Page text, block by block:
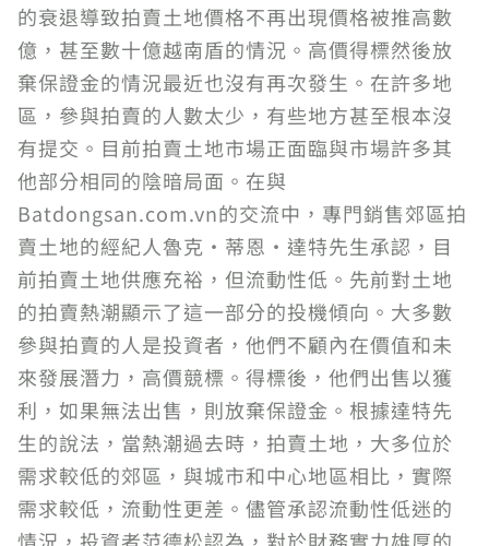
的衰退導致拍賣土地價格不再出現價格被推高數
億，甚至數十億越南盾的情況。高價得標然後放
棄保證金的情況最近也沒有再次發生。在許多地
區，參與拍賣的人數太少，有些地方甚至根本沒
有提交。目前拍賣土地市場正面臨與市場許多其
他部分相同的陰暗局面。在與
Batdongsan.com.vn的交流中，專門銷售郊區拍
賣土地的經紀人魯克·蒂恩·達特先生承認，目
前拍賣土地供應充裕，但流動性低。先前對土地
的拍賣熱潮顯示了這一部分的投機傾向。大多數
參與拍賣的人是投資者，他們不顧內在價值和未
來發展潛力，高價競標。得標後，他們出售以獲
利，如果無法出售，則放棄保證金。根據達特先
生的說法，當熱潮過去時，拍賣土地，大多位於
需求較低的郊區，與城市和中心地區相比，實際
需求較低，流動性更差。儘管承認流動性低迷的
情況，投資者范德松認為，對於財務實力雄厚的